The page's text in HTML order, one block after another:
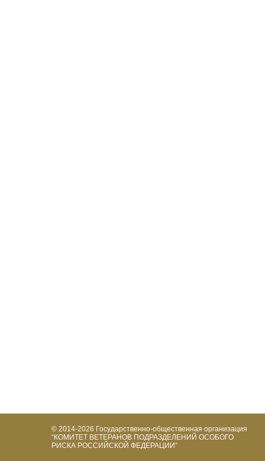
© 2014-2026 Государственно-общественная организация
“КОМИТЕТ ВЕТЕРАНОВ ПОДРАЗДЕЛЕНИЙ ОСОБОГО
РИСКА РОССИЙСКОЙ ФЕДЕРАЦИИ”